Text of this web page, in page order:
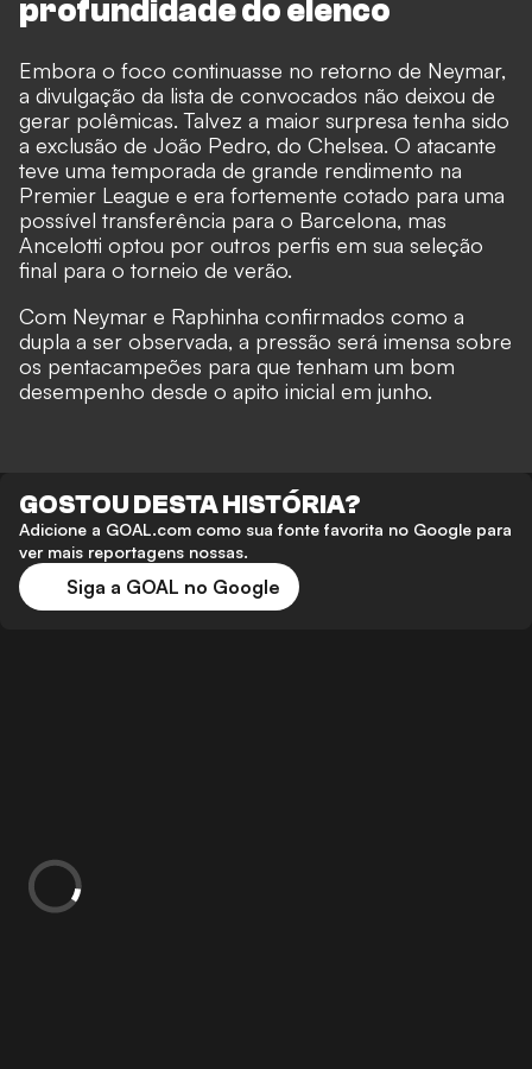
profundidade do elenco
Embora o foco continuasse no retorno de Neymar,
a divulgação da lista de convocados não deixou de
gerar polêmicas. Talvez a maior surpresa tenha sido
a exclusão de João Pedro, do Chelsea. O atacante
teve uma temporada de grande rendimento na
Premier League e era fortemente cotado para uma
possível transferência para o Barcelona, mas
Ancelotti optou por outros perfis em sua seleção
final para o torneio de verão.
Com Neymar e Raphinha confirmados como a
dupla a ser observada, a pressão será imensa sobre
os pentacampeões para que tenham um bom
desempenho desde o apito inicial em junho.
GOSTOU DESTA HISTÓRIA?
Adicione a GOAL.com como sua fonte favorita no Google para
ver mais reportagens nossas.
Siga a GOAL no Google